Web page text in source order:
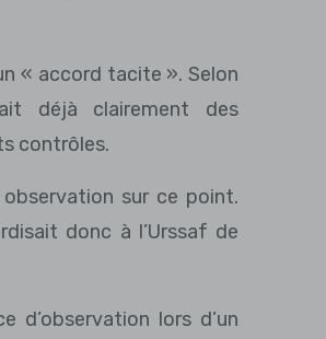
« accord tacite ». Selon
déjà clairement des
contrôles.
observation sur ce point.
donc à l’Urssaf de
d’observation lors d’un